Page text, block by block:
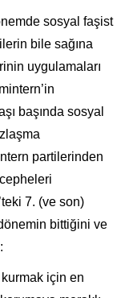
sosyal faşist
bile sağına
uygulamaları
başında sosyal
partilerinden
7. (ve son)
bittiğini ve
için en